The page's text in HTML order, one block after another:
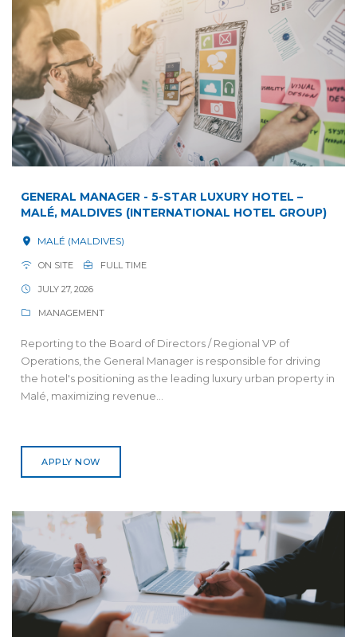
GENERAL MANAGER - 5-STAR LUXURY HOTEL –
MALÉ, MALDIVES (INTERNATIONAL HOTEL GROUP)
MALÉ (MALDIVES)
ON SITE FULL TIME
JULY 27, 2026
MANAGEMENT
Reporting to the Board of Directors / Regional VP of
Operations, the General Manager is responsible for driving
the hotel's positioning as the leading luxury urban property in
Malé, maximizing revenue...
APPLY NOW